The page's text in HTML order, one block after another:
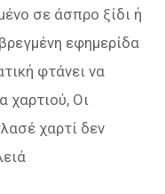
σε άσπρο ξίδι ή
εφημερίδα
φτάνει να
χαρτιού, Οι
χαρτί δεν